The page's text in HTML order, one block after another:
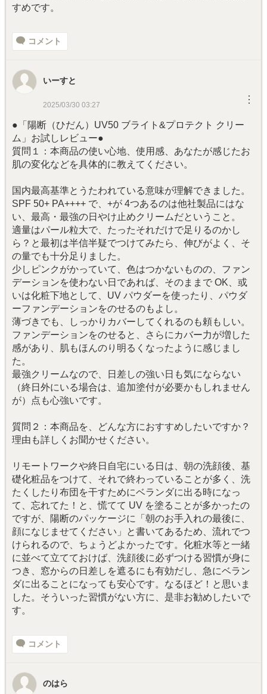
すめです。
コメント
いーすと
2025/03/30 03:27 ︙
●「陽断（ひだん）UV50 ブライト&プロテクト クリー
ム」お試しレビュー●
質問１：本商品の使い心地、使用感、あなたが感じたお
肌の変化などを具体的に教えてください。
国内最高基準とうたわれている意味が理解できました。
SPF 50+ PA++++ で、+が 4つあるのは他社製品にはな
い、最高・最強の日やけ止めクリームだということ。
適量はパール粒大で、たったそれだけで足りるのかし
ら？と最初は半信半疑でつけてみたら、伸びがよく、そ
の量でも十分足りました。
少しピンクがかっていて、色はつかないものの、ファン
デーションを使わない日であれば、そのままで OK、或
いは化粧下地として、UV パウダーを使ったり、パウダ
ーファンデーションをのせるのもよし。
薄づきでも、しっかりカバーしてくれるのも頼もしい。
ファンデーションをのせると、さらにカバー力が増した
感があり、肌もほんのり明るくなったように感じまし
た。
最強クリームなので、日差しの強い日も気にならない
（終日外にいる場合は、追加塗付が必要かもしれません
が）点も心強いです。
質問２：本商品を、どんな方におすすめしたいですか？
理由も詳しくお聞かせください。
リモートワークや終日自宅にいる日は、朝の洗顔後、基
礎化粧品をつけて、それで終わっていることが多く、洗
たくしたり布団を干すためにベランダに出る時になっ
て、忘れてた！と、慌てて UV を塗ることが多かったの
ですが、陽断のパッケージに「朝のお手入れの最後に、
顔になじませてください」と書いてあるため、流れでつ
けられるので、ちょうどよかったです。化粧水等と一緒
に並べて立てておけば、洗顔後に必ずつける習慣が身に
つき、窓からの日差しを遮るにも有効だし、急にベラン
ダに出ることになっても安心です。なるほど！と思いま
した。そういった習慣がない方に、是非お勧めしたいで
す。
コメント
のはら